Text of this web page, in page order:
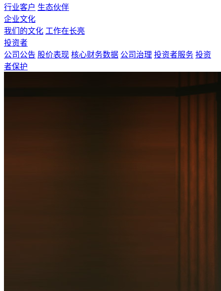
行业客户 生态伙伴
企业文化
我们的文化 工作在长亮
投资者
公司公告 股价表现 核心财务数据 公司治理 投资者服务 投资
者保护